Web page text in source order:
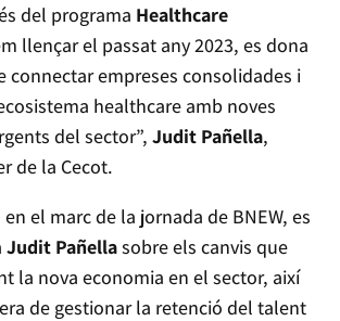
del programa Healthcare
llençar el passat any 2023, es dona
connectar empreses consolidades i
healthcare amb noves
del sector”,Judit Pañella,
de la Cecot.
el marc de la jornada de BNEW, es
Judit Pañellasobre els canvis que
la nova economia en el sector, així
de gestionar la retenció del talent